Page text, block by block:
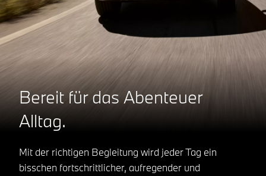
Bereit für das Abenteuer
Alltag.
Mit der richtigen Begleitung wird jeder Tag ein
bisschen fortschrittlicher, aufregender und